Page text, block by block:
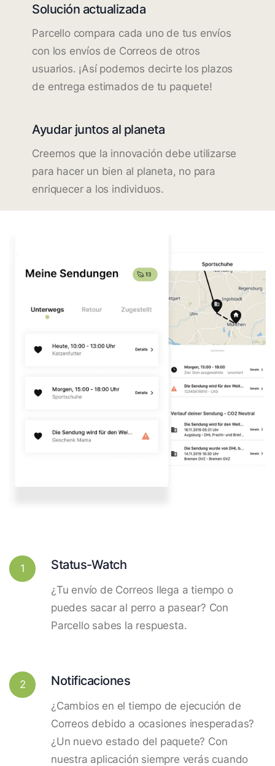
Solución actualizada
Parcello compara cada uno de tus envíos
con los envíos de Correos de otros
usuarios. ¡Así podemos decirte los plazos
de entrega estimados de tu paquete!
Ayudar juntos al planeta
Creemos que la innovación debe utilizarse
para hacer un bien al planeta, no para
enriquecer a los individuos.
1 Status-Watch
¿Tu envío de Correos llega a tiempo o
puedes sacar al perro a pasear? Con
Parcello sabes la respuesta.
2 Notificaciones
¿Cambios en el tiempo de ejecución de
Correos debido a ocasiones inesperadas?
¿Un nuevo estado del paquete? Con
nuestra aplicación siempre verás cuando